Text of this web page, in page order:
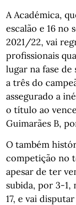
A Académica,
escalão e 16 no
2021/22, vai
profissionais
lugar na fase de
a três do
assegurado a
o título ao
Guimarães B,
O também
competição no
apesar de ter
subida, por 3-1,
17, e vai